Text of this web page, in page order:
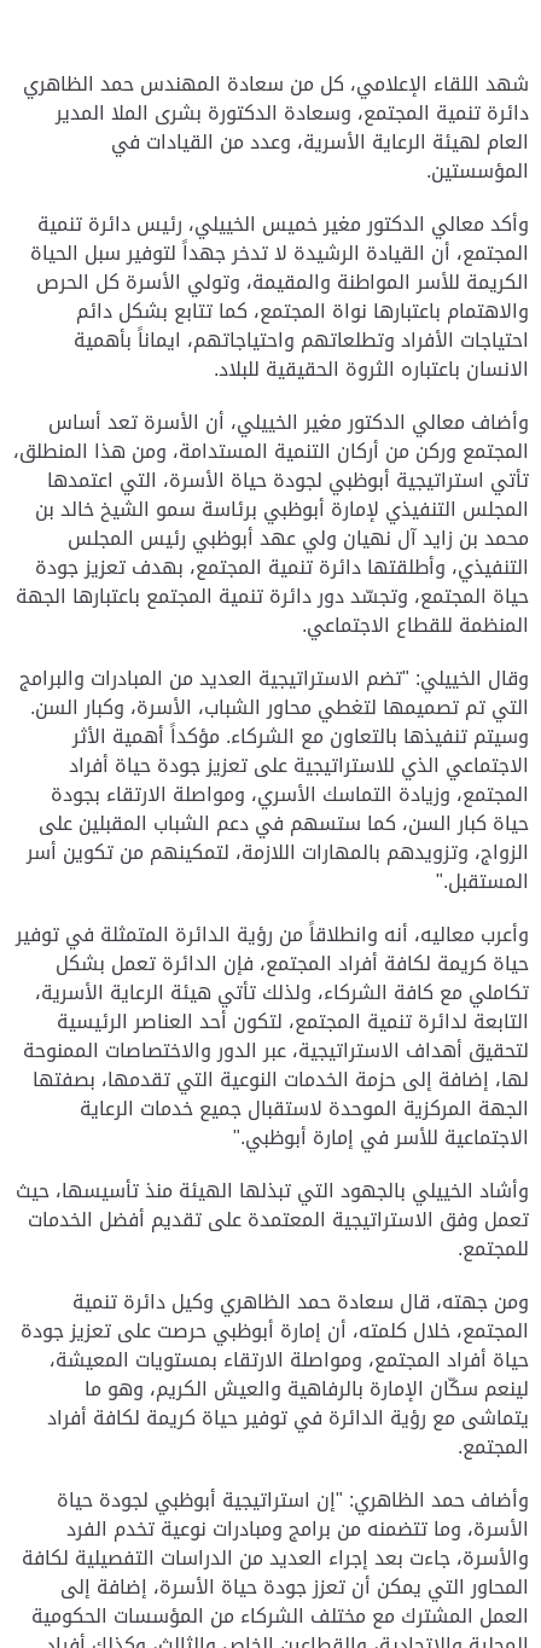
شهد اللقاء الإعلامي، كل من سعادة المهندس حمد الظاهري
دائرة تنمية المجتمع، وسعادة الدكتورة بشرى الملا المدير
العام لهيئة الرعاية الأسرية، وعدد من القيادات في
المؤسستين.
وأكد معالي الدكتور مغير خميس الخييلي، رئيس دائرة تنمية
المجتمع، أن القيادة الرشيدة لا تدخر جهداً لتوفير سبل الحياة
الكريمة للأسر المواطنة والمقيمة، وتولي الأسرة كل الحرص
والاهتمام باعتبارها نواة المجتمع، كما تتابع بشكل دائم
احتياجات الأفراد وتطلعاتهم واحتياجاتهم، ايماناً بأهمية
الانسان باعتباره الثروة الحقيقية للبلاد.
وأضاف معالي الدكتور مغير الخييلي، أن الأسرة تعد أساس
المجتمع وركن من أركان التنمية المستدامة، ومن هذا المنطلق،
تأتي استراتيجية أبوظبي لجودة حياة الأسرة، التي اعتمدها
المجلس التنفيذي لإمارة أبوظبي برئاسة سمو الشيخ خالد بن
محمد بن زايد آل نهيان ولي عهد أبوظبي رئيس المجلس
التنفيذي، وأطلقتها دائرة تنمية المجتمع، بهدف تعزيز جودة
حياة المجتمع، وتجسّد دور دائرة تنمية المجتمع باعتبارها الجهة
المنظمة للقطاع الاجتماعي.
وقال الخييلي: "تضم الاستراتيجية العديد من المبادرات والبرامج
التي تم تصميمها لتغطي محاور الشباب، الأسرة، وكبار السن.
وسيتم تنفيذها بالتعاون مع الشركاء. مؤكداً أهمية الأثر
الاجتماعي الذي للاستراتيجية على تعزيز جودة حياة أفراد
المجتمع، وزيادة التماسك الأسري، ومواصلة الارتقاء بجودة
حياة كبار السن، كما ستسهم في دعم الشباب المقبلين على
الزواج، وتزويدهم بالمهارات اللازمة، لتمكينهم من تكوين أسر
المستقبل."
وأعرب معاليه، أنه وانطلاقاً من رؤية الدائرة المتمثلة في توفير
حياة كريمة لكافة أفراد المجتمع، فإن الدائرة تعمل بشكل
تكاملي مع كافة الشركاء، ولذلك تأتي هيئة الرعاية الأسرية،
التابعة لدائرة تنمية المجتمع، لتكون أحد العناصر الرئيسية
لتحقيق أهداف الاستراتيجية، عبر الدور والاختصاصات الممنوحة
لها، إضافة إلىحزمة الخدمات النوعية التي تقدمها، بصفتها
الجهة المركزية الموحدة لاستقبال جميع خدمات الرعاية
الاجتماعية للأسر في إمارة أبوظبي."
وأشاد الخييلي بالجهود التي تبذلها الهيئة منذ تأسيسها، حيث
تعمل وفق الاستراتيجية المعتمدة على تقديم أفضل الخدمات
للمجتمع.
ومن جهته، قال سعادة حمد الظاهري وكيل دائرة تنمية
المجتمع، خلال كلمته، أن إمارة أبوظبي حرصت على تعزيز جودة
حياة أفراد المجتمع، ومواصلة الارتقاء بمستويات المعيشة،
لينعم سكّان الإمارة بالرفاهية والعيش الكريم، وهو ما
يتماشى مع رؤية الدائرة في توفير حياة كريمة لكافة أفراد
المجتمع.
وأضاف حمد الظاهري: "إن استراتيجية أبوظبي لجودة حياة
الأسرة، وما تتضمنه من برامج ومبادرات نوعية تخدم الفرد
والأسرة، جاءت بعد إجراء العديد من الدراسات التفصيلية لكافة
المحاور التي يمكن أن تعزز جودة حياة الأسرة، إضافة إلى
العمل المشترك مع مختلف الشركاء من المؤسسات الحكومية